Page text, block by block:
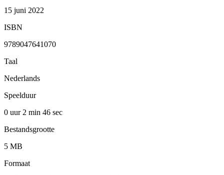
15 juni 2022
ISBN
9789047641070
Taal
Nederlands
Speelduur
0 uur 2 min 46 sec
Bestandsgrootte
5 MB
Formaat